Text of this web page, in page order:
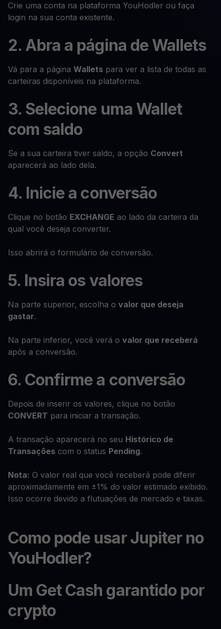
Crie uma conta na plataforma YouHodler ou faça
login na sua conta existente.
2. Abra a página de Wallets
Vá para a página Wallets para ver a lista de todas as
carteiras disponíveis na plataforma.
3. Selecione uma Wallet
com saldo
Se a sua carteira tiver saldo, a opção Convert
aparecerá ao lado dela.
4. Inicie a conversão
Clique no botão EXCHANGE ao lado da carteira da
qual você deseja converter.
Isso abrirá o formulário de conversão.
5. Insira os valores
Na parte superior, escolha o valor que deseja
gastar.
Na parte inferior, você verá o valor que receberá
após a conversão.
6. Confirme a conversão
Depois de inserir os valores, clique no botão
CONVERT para iniciar a transação.
A transação aparecerá no seu Histórico de
Transações com o status Pending.
Nota: O valor real que você receberá pode diferir
aproximadamente em ±1% do valor estimado exibido.
Isso ocorre devido a flutuações de mercado e taxas.
Como pode usar Jupiter no
YouHodler?
Um Get Cash garantido por
crypto